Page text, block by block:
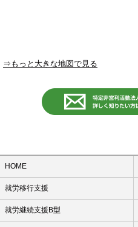
⇒もっと大きな地図で見る
HOME
就労移行支援
就労継続支援B型